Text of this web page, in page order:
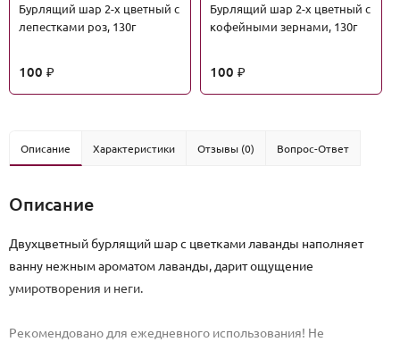
Бурлящий шар 2-х цветный с
лепестками роз, 130г
100 ₽
Бурлящий шар 2-х цветный с
кофейными зернами, 130г
100 ₽
Описание Характеристики Отзывы (0) Вопрос-Ответ
Описание
Двухцветный бурлящий шар с цветками лаванды наполняет
ванну нежным ароматом лаванды, дарит ощущение
умиротворения и неги.
Рекомендовано для ежедневного использования! Не